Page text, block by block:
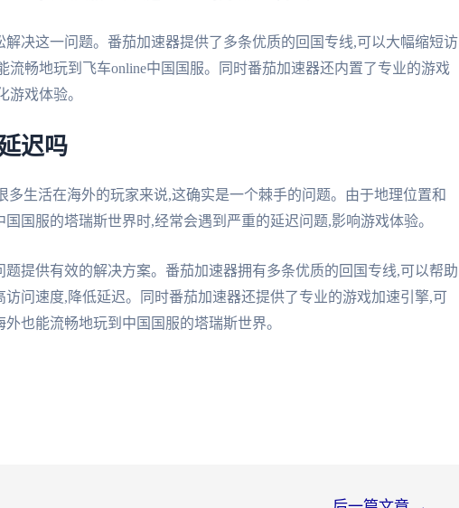
决这一问题。番茄加速器提供了多条优质的回国专线,可以大幅缩短访
流畅地玩到飞车online中国国服。同时番茄加速器还内置了专业的游戏
游戏体验。
迟吗
多生活在海外的玩家来说,这确实是一个棘手的问题。由于地理位置和
国服的塔瑞斯世界时,经常会遇到严重的延迟问题,影响游戏体验。
提供有效的解决方案。番茄加速器拥有多条优质的回国专线,可以帮助
问速度,降低延迟。同时番茄加速器还提供了专业的游戏加速引擎,可
也能流畅地玩到中国国服的塔瑞斯世界。